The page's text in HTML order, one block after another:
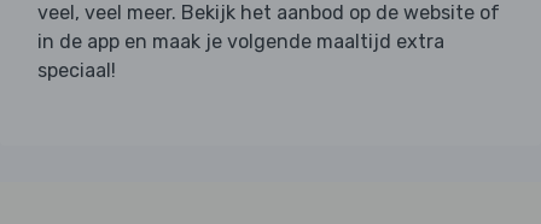
veel, veel meer. Bekijk het aanbod op de website of
in de app en maak je volgende maaltijd extra
speciaal!